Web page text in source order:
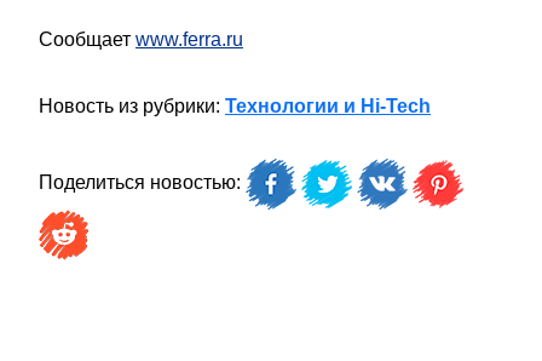
Сообщает www.ferra.ru
Новость из рубрики: Технологии и Hi-Tech
Поделиться новостью: